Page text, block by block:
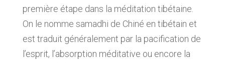
première étape dans la méditation tibétaine.
On le nomme samadhi de Chiné en tibétain et
est traduit généralement par la pacification de
l’esprit, l’absorption méditative ou encore la